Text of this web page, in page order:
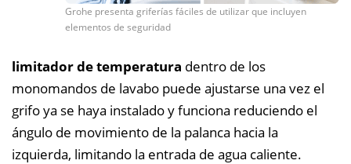
Grohe presenta griferías fáciles de utilizar que incluyen
elementos de seguridad
limitador de temperatura dentro de los
monomandos de lavabo puede ajustarse una vez el
grifo ya se haya instalado y funciona reduciendo el
ángulo de movimiento de la palanca hacia la
izquierda, limitando la entrada de agua caliente.